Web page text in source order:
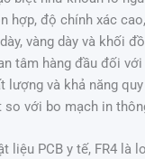
hợp, độ chính xác
vàng dày và khối
tâm hàng đầu đối
lượng và khả năng
so với bo mạch in
liệu PCB y tế, FR4 là